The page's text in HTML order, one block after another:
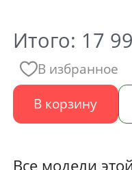
Итого: 17
В избранное
В корзину
Все модели